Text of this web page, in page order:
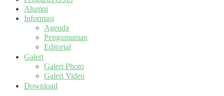
Alumni
Informasi
Agenda
Pengumuman
Editorial
Galeri
Galeri Photo
Galeri Video
Download